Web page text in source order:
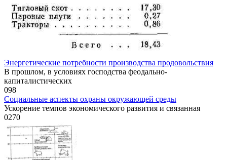
Энергетические потребности производства продовольствия
В прошлом, в условиях господства феодально-
капиталистических
098
Социальные аспекты охраны окружающей среды
Ускорение темпов экономического развития и связанная
0270